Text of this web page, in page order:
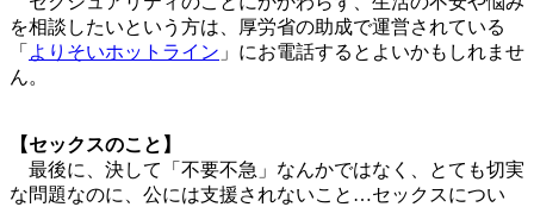
を相談したいという方は、厚労省の助成で運営されている
「 よりそいホットライン 」にお電話するとよいかもしれませ
ん。
【セックスのこと】
最後に、決して「不要不急」なんかではなく、とても切実
な問題なのに、公には支援されないこと…セックスについ